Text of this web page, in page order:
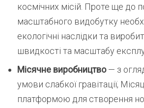
космічних місій. Проте ще до
масштабного видобутку
екологічні наслідки та
швидкості та масштабу
Місячне виробництво— з
умови слабкої гравітації,
платформою для створення